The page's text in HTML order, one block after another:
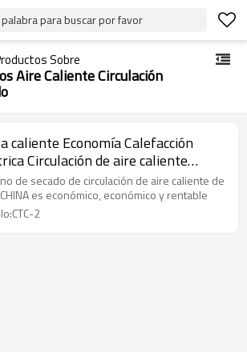
para buscar por favor
Sobre
Aire Caliente Circulación
caliente Economía Calefacción
Circulación de aire caliente
de secado
de secado de circulación de aire caliente de
CHINA es económico, económico y rentable
2